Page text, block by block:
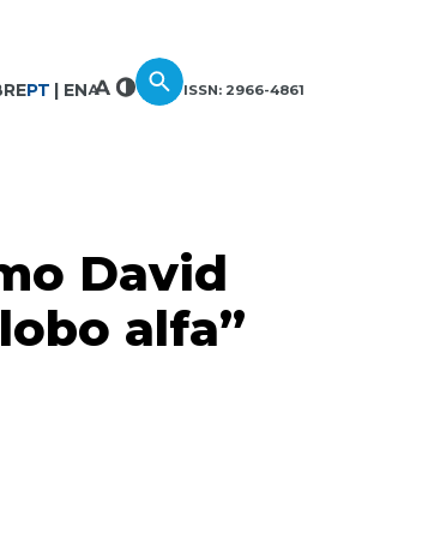
PT EN ISSN: 2966-4861
David
alfa”